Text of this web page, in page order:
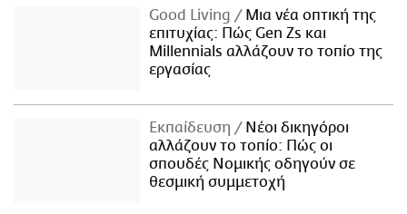
Good Living
Μια νέα οπτική της
επιτυχίας: Πώς Gen Zs και
Millennials αλλάζουν το τοπίο της
εργασίας
Εκπαίδευση
Νέοι δικηγόροι
αλλάζουν το τοπίο: Πώς οι
σπουδές Νομικής οδηγούν σε
θεσμική συμμετοχή